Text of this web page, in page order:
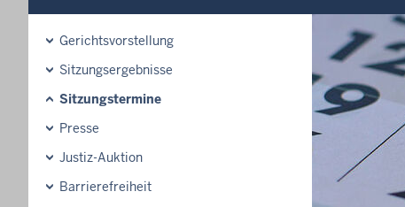
Gerichtsvorstellung
Sitzungsergebnisse
Sitzungstermine
Presse
Justiz-Auktion
Barrierefreiheit